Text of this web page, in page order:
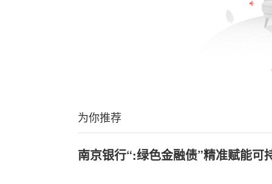
为你推荐
南京银行“:绿色金融债”精准赋能可